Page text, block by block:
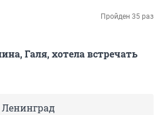
Пройден 35 раз
Галя, хотела встречать
Ленинград